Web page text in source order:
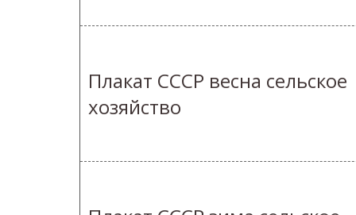
Плакат СССР весна сельское
хозяйство